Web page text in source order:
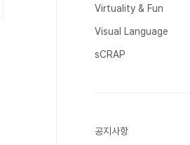
Virtuality & Fun
Visual Language
sCRAP
공지사항